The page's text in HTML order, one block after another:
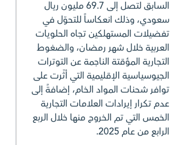
السابق لتصل إلى 69.7 مليون ريال
سعودي، وذلك انعكاساً للتحوّل في
تفضيلات المستهلكين تجاه الحلويات
العربية خلال شهر رمضان، والضغوط
التجارية المؤقتة الناجمة عن التوترات
الجيوسياسية الإقليمية التي أثّرت على
توافر شحنات المواد الخام، إضافةً إلى
عدم تكرار إيرادات العلامات التجارية
الخمس التي تم الخروج منها خلال الربع
الرابع من عام 2025.